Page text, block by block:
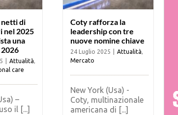
di
nel 2025
una
Attualità,
care
–
il [...]
Coty rafforza la
leadership con tre
nuove nomine chiave
24 Luglio 2025 Attualità,
Mercato
New York (Usa) -
Coty, multinazionale
americana di [...]